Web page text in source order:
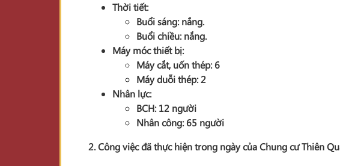
Thời tiết:
Buổi sáng: nắng.
Buổi chiều: nắng.
Máy móc thiết bị:
Máy cắt, uốn thép: 6
Máy duỗi thép: 2
Nhân lực:
BCH: 12 người
Nhân công: 65 người
2. Công việc đã thực hiện trong ngày của Chung cư Thiên